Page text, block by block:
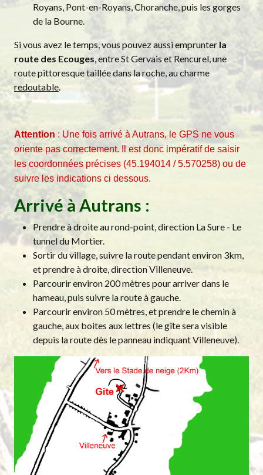
Royans, Pont-en-Royans, Choranche, puis les gorges
de la Bourne.
Si vous avez le temps, vous pouvez aussi emprunter la
route des Ecouges , entre St Gervais et Rencurel, une
route pittoresque taillée dans la roche, au charme
redoutable
Attention : Une fois arrivé à Autrans, le GPS ne vous
oriente pas correctement. Il est donc impératif de saisir
les coordonnées précises (45.194014 / 5.570258) ou de
suivre les indications ci dessous.
Arrivé à Autrans :
Prendre à droite au rond-point, direction La Sure - Le
tunnel du Mortier.
Sortir du village, suivre la route pendant environ 3km,
et prendre à droite, direction Villeneuve.
Parcourir environ 200 mètres pour arriver dans le
hameau, puis suivre la route à gauche.
Parcourir environ 50 mètres, et prendre le chemin à
gauche, aux boites aux lettres (le gîte sera visible
depuis la route dès le panneau indiquant Villeneuve).